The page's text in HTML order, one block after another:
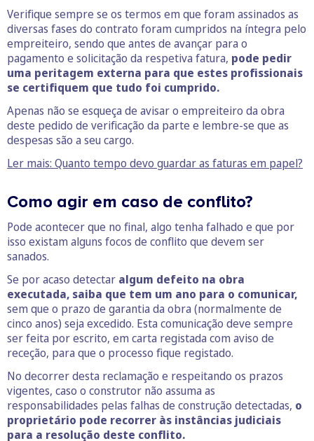
Verifique sempre se os termos em que foram assinados as
diversas fases do contrato foram cumpridos na íntegra pelo
empreiteiro, sendo que antes de avançar para o
pagamento e solicitação da respetiva fatura, pode pedir
uma peritagem externa para que estes profissionais
se certifiquem que tudo foi cumprido.
Apenas não se esqueça de avisar o empreiteiro da obra
deste pedido de verificação da parte e lembre-se que as
despesas são a seu cargo.
Ler mais: Quanto tempo devo guardar as faturas em papel?
Como agir em caso de conflito?
Pode acontecer que no final, algo tenha falhado e que por
isso existam alguns focos de conflito que devem ser
sanados.
Se por acaso detectar algum defeito na obra
executada, saiba que tem um ano para o comunicar,
sem que o prazo de garantia da obra (normalmente de
cinco anos) seja excedido. Esta comunicação deve sempre
ser feita por escrito, em carta registada com aviso de
receção, para que o processo fique registado.
No decorrer desta reclamação e respeitando os prazos
vigentes, caso o construtor não assuma as
responsabilidades pelas falhas de construção detectadas, o
proprietário pode recorrer às instâncias judiciais
para a resolução deste conflito.